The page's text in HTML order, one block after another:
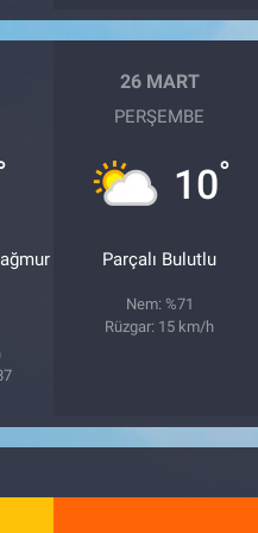
26 MART
PERŞEMBE
10°
Parçalı Bulutlu
Nem: %71
Rüzgar: 15 km/h